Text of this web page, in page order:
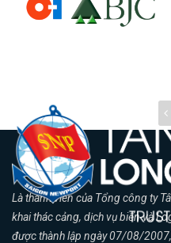
Là thành viên của Tổng công ty
khai thác cảng, dịch vụ biển và
được thành lập ngày 07/08/